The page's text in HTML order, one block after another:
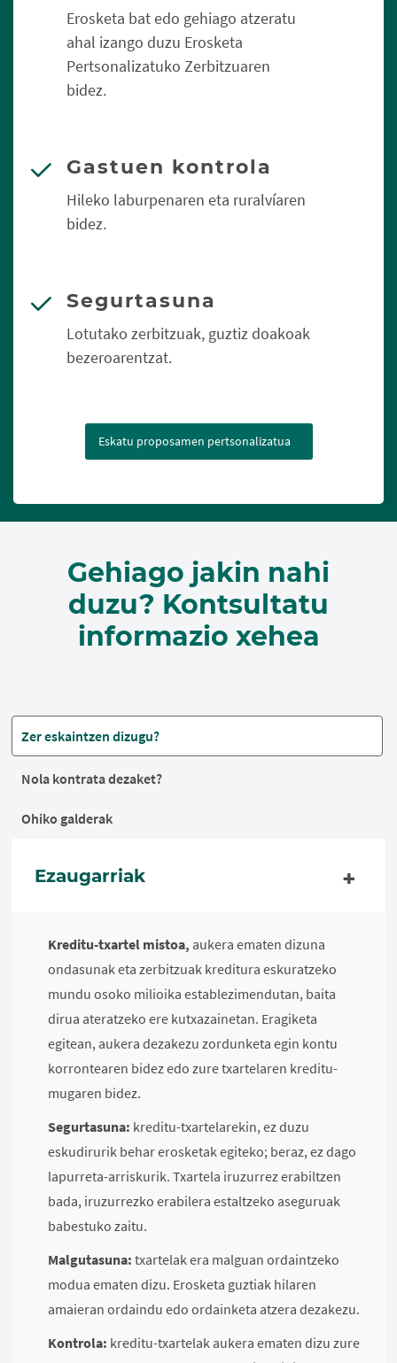
Erosketa bat edo gehiago atzeratu
ahal izango duzu Erosketa
Pertsonalizatuko Zerbitzuaren
bidez.
Gastuen kontrola
Hileko laburpenaren eta ruralvíaren
bidez.
Segurtasuna
Lotutako zerbitzuak, guztiz doakoak
bezeroarentzat.
Eskatu proposamen pertsonalizatua
Gehiago jakin nahi
duzu? Kontsultatu
informazio xehea
Zer eskaintzen dizugu?
Nola kontrata dezaket?
Ohiko galderak
Ezaugarriak
Kreditu-txartel mistoa, aukera ematen dizuna
ondasunak eta zerbitzuak kreditura eskuratzeko
mundu osoko milioika establezimendutan, baita
dirua ateratzeko ere kutxazainetan. Eragiketa
egitean, aukera dezakezu zordunketa egin kontu
korrontearen bidez edo zure txartelaren kreditu-
mugaren bidez.
Segurtasuna: kreditu-txartelarekin, ez duzu
eskudirurik behar erosketak egiteko; beraz, ez dago
lapurreta-arriskurik. Txartela iruzurrez erabiltzen
bada, iruzurrezko erabilera estaltzeko aseguruak
babestuko zaitu.
Malgutasuna:txartelak era malguan ordaintzeko
modua ematen dizu. Erosketa guztiak hilaren
amaieran ordaindu edo ordainketa atzera dezakezu.
Kontrola: kreditu-txartelak aukera ematen dizu zure